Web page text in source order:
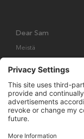
Dear Sam
Meistä